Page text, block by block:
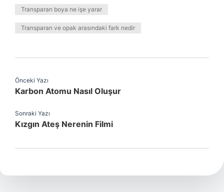
Transparan boya ne işe yarar
Transparan ve opak arasındaki fark nedir
Önceki Yazı
Karbon Atomu Nasıl Oluşur
Sonraki Yazı
Kızgın Ateş Nerenin Filmi